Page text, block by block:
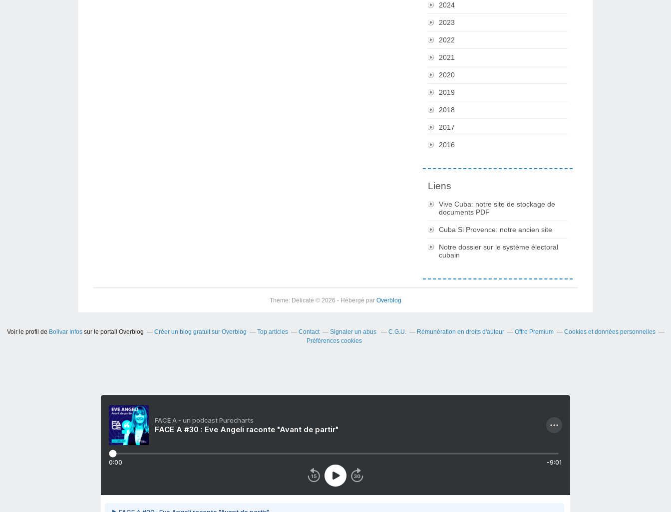
2024
2023
2022
2021
2020
2019
2018
2017
2016
Liens
Vive Cuba: notre site de stockage de
documents PDF
Cuba Si Provence: notre ancien site
Notre dossier sur le système électoral
cubain
Theme: Delicate © 2026 - Hébergé par Overblog
Voir le profil de Bolivar Infossur le portail Overblog Créer un blog gratuit sur Overblog Top articles Contact Signaler un abus C.G.U. Rémunération en droits d'auteur Offre Premium
Cookies et données personnelles
Préférences cookies
FACE A - un podcast Purecharts
FACE A #30 : Eve Angeli raconte "Avant de partir"
0:00 -9:01